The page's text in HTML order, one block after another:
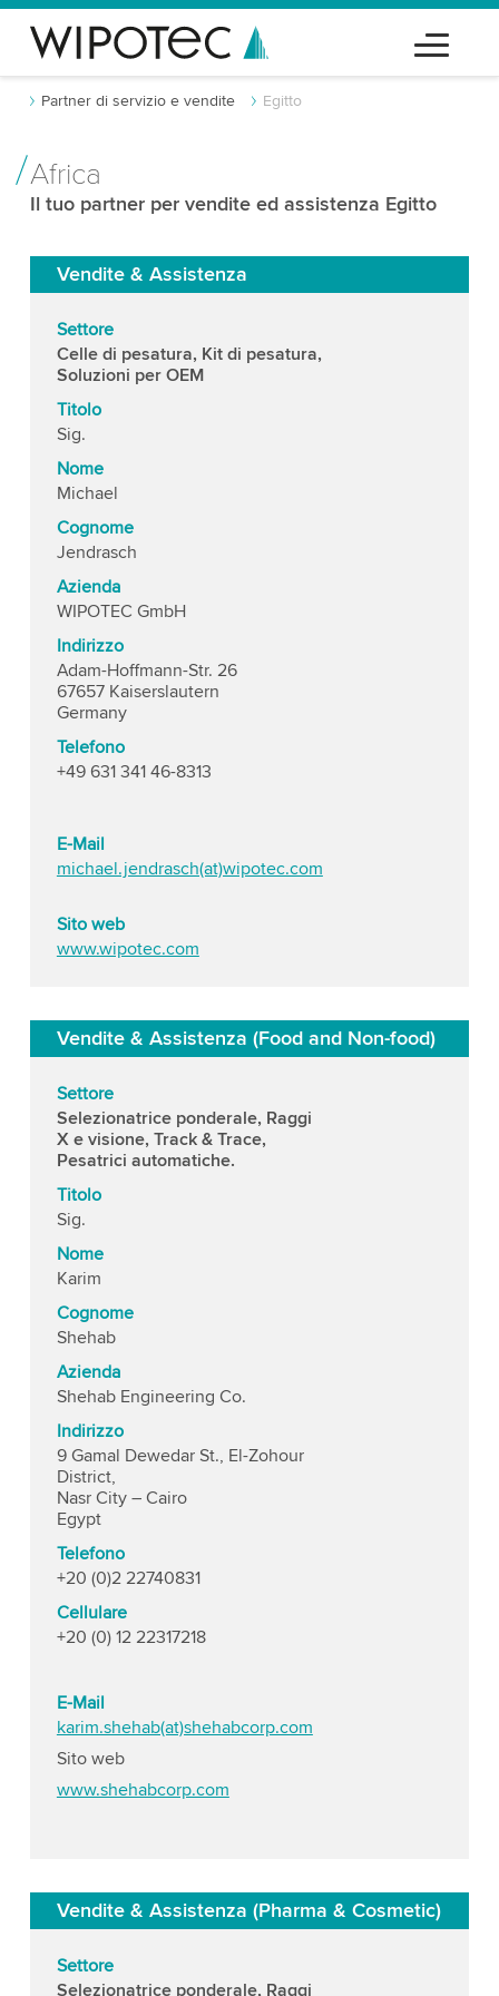
Partner di servizio e vendite Egitto
Africa
Il tuo partner per vendite ed assistenza Egitto
Vendite & Assistenza
Settore
Celle di pesatura, Kit di pesatura,
Soluzioni per OEM
Titolo
Sig.
Nome
Michael
Cognome
Jendrasch
Azienda
WIPOTEC GmbH
Indirizzo
Adam-Hoffmann-Str. 26
67657 Kaiserslautern
Germany
Telefono
+49 631 341 46-8313
E-Mail
michael.jendrasch(at)wipotec.com
Sito web
www.wipotec.com
Vendite & Assistenza (Food and Non-food)
Settore
Selezionatrice ponderale, Raggi
X e visione, Track & Trace,
Pesatrici automatiche.
Titolo
Sig.
Nome
Karim
Cognome
Shehab
Azienda
Shehab Engineering Co.
Indirizzo
9 Gamal Dewedar St., El-Zohour
District,
Nasr City – Cairo
Egypt
Telefono
+20 (0)2 22740831
Cellulare
+20 (0) 12 22317218
E-Mail
karim.shehab(at)shehabcorp.com
Sito web
www.shehabcorp.com
Vendite & Assistenza (Pharma & Cosmetic)
Settore
Selezionatrice ponderale, Raggi